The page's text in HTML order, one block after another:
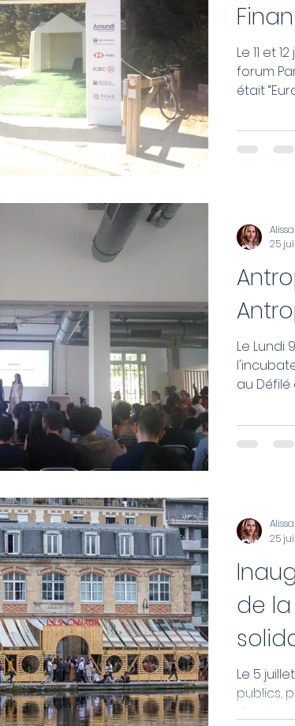
Le 11 et
forum Paris Europlace dont le thème cette année
était
Le Lundi
au Défilé
Alissa
25
de
Le 5
publics,
des
Alissa
25